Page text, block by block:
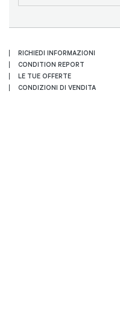
RICHIEDI INFORMAZIONI
CONDITION REPORT
LE TUE OFFERTE
CONDIZIONI DI VENDITA